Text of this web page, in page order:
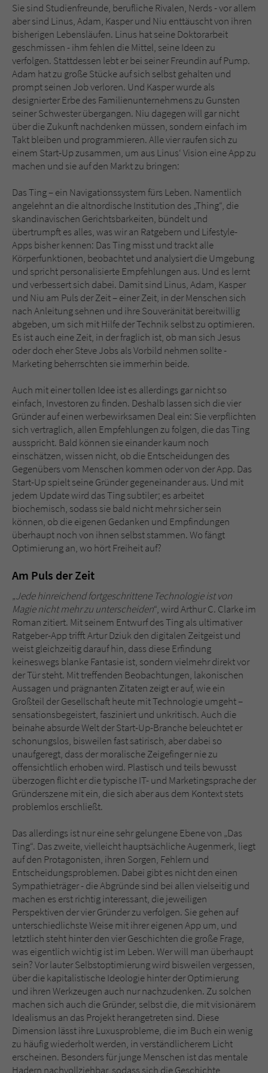
Sie sind Studienfreunde, berufliche Rivalen, Nerds - vor allem
aber sind Linus, Adam, Kasper und Niu enttäuscht von ihren
bisherigen Lebensläufen. Linus hat seine Doktorarbeit
geschmissen - ihm fehlen die Mittel, seine Ideen zu
verfolgen. Stattdessen lebt er bei seiner Freundin auf Pump.
Adam hat zu große Stücke auf sich selbst gehalten und
prompt seinen Job verloren. Und Kasper wurde als
designierter Erbe des Familienunternehmens zu Gunsten
seiner Schwester übergangen. Niu dagegen will gar nicht
über die Zukunft nachdenken müssen, sondern einfach im
Takt bleiben und programmieren. Alle vier raufen sich zu
einem Start-Up zusammen, um aus Linus‘ Vision eine App zu
machen und sie auf den Markt zu bringen:
Das Ting – ein Navigationssystem fürs Leben. Namentlich
angelehnt an die altnordische Institution des „Thing“, die
skandinavischen Gerichtsbarkeiten, bündelt und
übertrumpft es alles, was wir an Ratgebern und Lifestyle-
Apps bisher kennen: Das Ting misst und trackt alle
Körperfunktionen, beobachtet und analysiert die Umgebung
und spricht personalisierte Empfehlungen aus. Und es lernt
und verbessert sich dabei. Damit sind Linus, Adam, Kasper
und Niu am Puls der Zeit – einer Zeit, in der Menschen sich
nach Anleitung sehnen und ihre Souveränität bereitwillig
abgeben, um sich mit Hilfe der Technik selbst zu optimieren.
Es ist auch eine Zeit, in der fraglich ist, ob man sich Jesus
oder doch eher Steve Jobs als Vorbild nehmen sollte -
Marketing beherrschten sie immerhin beide.
Auch mit einer tollen Idee ist es allerdings gar nicht so
einfach, Investoren zu finden. Deshalb lassen sich die vier
Gründer auf einen werbewirksamen Deal ein: Sie verpflichten
sich vertraglich, allen Empfehlungen zu folgen, die das Ting
ausspricht. Bald können sie einander kaum noch
einschätzen, wissen nicht, ob die Entscheidungen des
Gegenübers vom Menschen kommen oder von der App. Das
Start-Up spielt seine Gründer gegeneinander aus. Und mit
jedem Update wird das Ting subtiler; es arbeitet
biochemisch, sodass sie bald nicht mehr sicher sein
können, ob die eigenen Gedanken und Empfindungen
überhaupt noch von ihnen selbst stammen. Wo fängt
Optimierung an, wo hört Freiheit auf?
Am Puls der Zeit
„Jede hinreichend fortgeschrittene Technologie ist von
Magie nicht mehr zu unterscheiden“, wird Arthur C. Clarke im
Roman zitiert. Mit seinem Entwurf des Ting als ultimativer
Ratgeber-App trifft Artur Dziuk den digitalen Zeitgeist und
weist gleichzeitig darauf hin, dass diese Erfindung
keineswegs blanke Fantasie ist, sondern vielmehr direkt vor
der Tür steht. Mit treffenden Beobachtungen, lakonischen
Aussagen und prägnanten Zitaten zeigt er auf, wie ein
Großteil der Gesellschaft heute mit Technologie umgeht –
sensationsbegeistert, fasziniert und unkritisch. Auch die
beinahe absurde Welt der Start-Up-Branche beleuchtet er
schonungslos, bisweilen fast satirisch, aber dabei so
unaufgeregt, dass der moralische Zeigefinger nie zu
offensichtlich erhoben wird. Plastisch und teils bewusst
überzogen flicht er die typische IT- und Marketingsprache der
Gründerszene mit ein, die sich aber aus dem Kontext stets
problemlos erschließt.
Das allerdings ist nur eine sehr gelungene Ebene von „Das
Ting“. Das zweite, vielleicht hauptsächliche Augenmerk, liegt
auf den Protagonisten, ihren Sorgen, Fehlern und
Entscheidungsproblemen. Dabei gibt es nicht den einen
Sympathieträger - die Abgründe sind bei allen vielseitig und
machen es erst richtig interessant, die jeweiligen
Perspektiven der vier Gründer zu verfolgen. Sie gehen auf
unterschiedlichste Weise mit ihrer eigenen App um, und
letztlich steht hinter den vier Geschichten die große Frage,
was eigentlich wichtig ist im Leben. Wer will man überhaupt
sein? Vor lauter Selbstoptimierung wird bisweilen vergessen,
über die kapitalistische Ideologie hinter der Optimierung
und ihren Werkzeugen auch nur nachzudenken. Zu solchen
machen sich auch die Gründer, selbst die, die mit visionärem
Idealismus an das Projekt herangetreten sind. Diese
Dimension lässt ihre Luxusprobleme, die im Buch ein wenig
zu häufig wiederholt werden, in verständlicherem Licht
erscheinen. Besonders für junge Menschen ist das mentale
Hadern nachvollziehbar, sodass sich die Geschichte
Sicherheitscode des Kontaktformulars zu
überprüfen.